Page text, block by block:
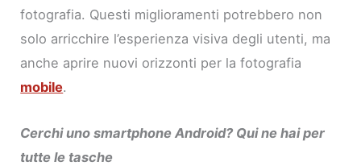
fotografia. Questi miglioramenti potrebbero non
solo arricchire l’esperienza visiva degli utenti, ma
anche aprire nuovi orizzonti per la fotografia
mobile.
Cerchi uno smartphone Android? Qui ne hai per
tutte le tasche